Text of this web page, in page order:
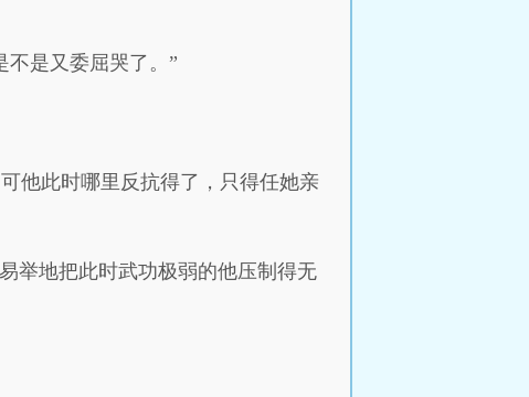
不是又委屈哭了。”
他此时哪里反抗得了，只得任她亲
举地把此时武功极弱的他压制得无